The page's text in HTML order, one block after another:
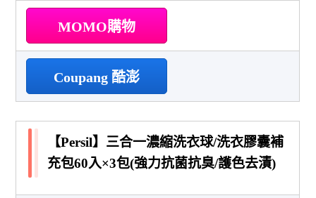
MOMO購物
Coupang 酷澎
【Persil】三合一濃縮洗衣球/洗衣膠囊補
充包60入×3包(強力抗菌抗臭/護色去漬)